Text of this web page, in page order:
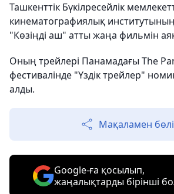
Ташкенттік Бүкілресейлік
кинематографиялық
"Көзіңді аш" атты жаңа фильмін
Оның трейлері Панамадағы The
фестивалінде "Үздік трейлер"
алды.
Мақаламен
Google-ға қосылып,
жаңалықтарды бірінші